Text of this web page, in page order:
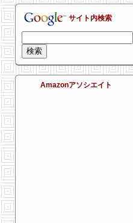
サイト内検索
Amazonアソシエイト